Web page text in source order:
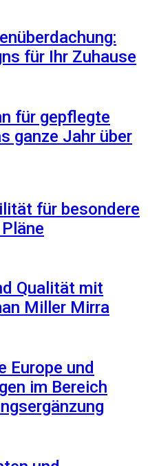
für Ihr Zuhause
für gepflegte
ganze Jahr über
für besondere
Qualität mit
Miller Mirra
Europe und
im Bereich